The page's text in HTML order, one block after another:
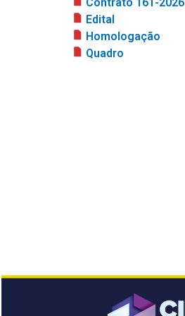
Contrato 161-2026
Edital
Homologação
Quadro